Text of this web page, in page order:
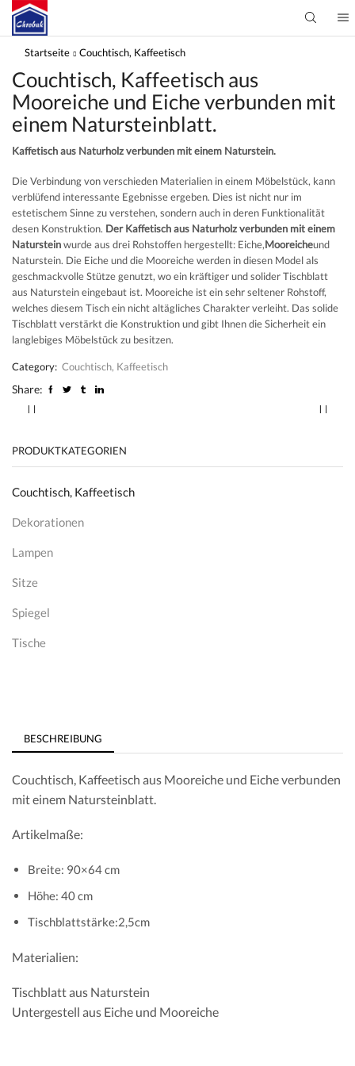
Startseite Couchtisch, Kaffeetisch
Couchtisch, Kaffeetisch aus
Mooreiche und Eiche verbunden mit
einem Natursteinblatt.
Kaffetisch aus Naturholz verbunden mit einem Naturstein.
Die Verbindung von verschieden Materialien in einem Möbelstück, kann
verblüfend interessante Egebnisse ergeben. Dies ist nicht nur im
estetischem Sinne zu verstehen, sondern auch in deren Funktionalität
desen Konstruktion. Der Kaffetisch aus Naturholz verbunden mit einem
Natursteinwurde aus drei Rohstoffen hergestellt: Eiche,Mooreicheund
Naturstein. Die Eiche und die Mooreiche werden in diesen Model als
geschmackvolle Stütze genutzt, wo ein kräftiger und solider Tischblatt
aus Naturstein eingebaut ist. Mooreiche ist ein sehr seltener Rohstoff,
welches diesem Tisch ein nicht altägliches Charakter verleiht. Das solide
Tischblatt verstärkt die Konstruktion und gibt Ihnen die Sicherheit ein
langlebiges Möbelstück zu besitzen.
Category: Couchtisch, Kaffeetisch
Share:
PRODUKTKATEGORIEN
Couchtisch, Kaffeetisch
Dekorationen
Lampen
Sitze
Spiegel
Tische
BESCHREIBUNG
Couchtisch, Kaffeetisch aus Mooreiche und Eiche verbunden
mit einem Natursteinblatt.
Artikelmaße:
Breite: 90×64 cm
Höhe: 40 cm
Tischblattstärke:2,5cm
Materialien:
Tischblatt aus Naturstein
Untergestell aus Eiche und Mooreiche